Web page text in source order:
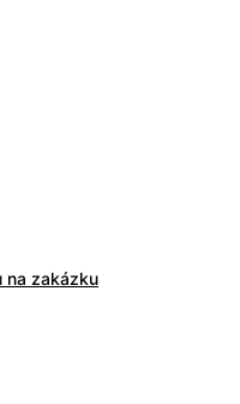
na zakázku